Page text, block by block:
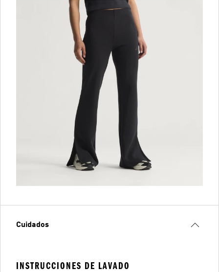
Cuidados
INSTRUCCIONES DE LAVADO